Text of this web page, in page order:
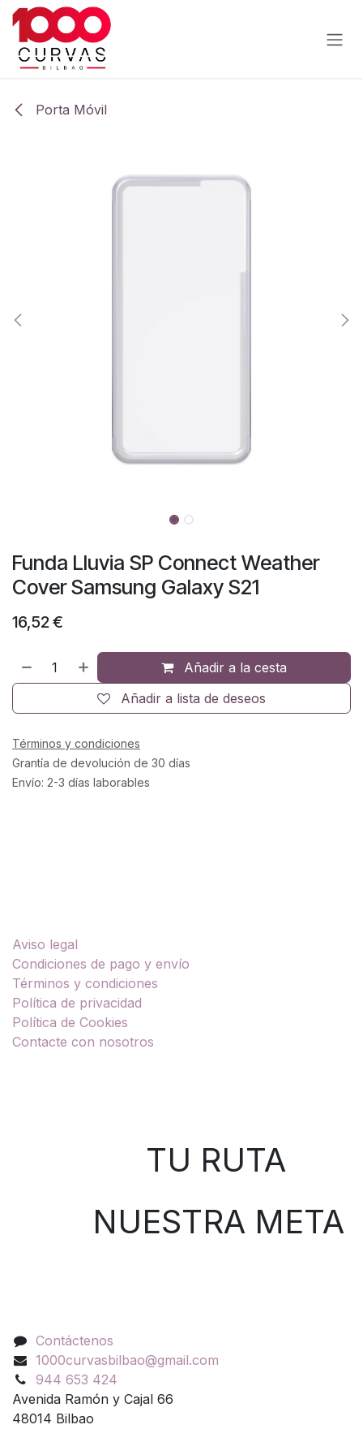
Ir al contenido
Porta Móvil
Funda Lluvia SP Connect Weather
Cover Samsung Galaxy S21
16,52€
Añadir a la cesta
Añadir a lista de deseos
Términos y condiciones
Grantía de devolución de 30 días
Envío: 2-3 días laborables
Aviso legal
Condiciones de pago y envío
Términos y condiciones
Política de privacidad
Política de Cookies
Contacte con nosotros
TU RUTA
NUESTRA META
Contáctenos
1000curvasbilbao@gmail.com
944 653 424
Avenida Ramón y Cajal 66
48014 Bilbao